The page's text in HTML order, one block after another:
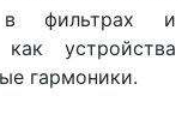
в фильтрах и
устройства
гармоники.